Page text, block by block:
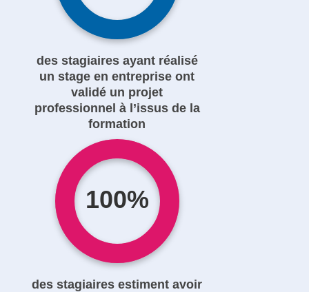
des stagiaires ayant réalisé
un stage en entreprise ont
validé un projet
professionnel à l’issus de la
formation
100%
des stagiaires estiment avoir